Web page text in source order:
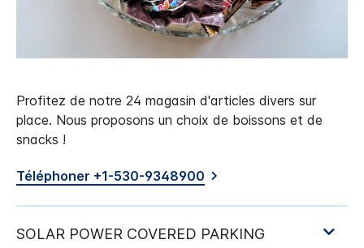
Profitez de notre 24 magasin d'articles divers sur
place. Nous proposons un choix de boissons et de
snacks !
Téléphoner +1-530-9348900